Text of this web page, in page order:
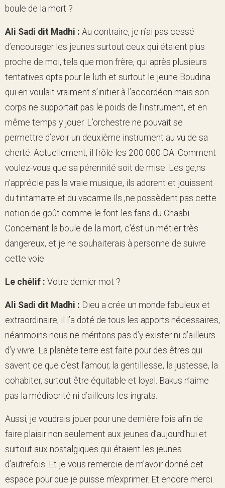
boule de la mort ?
Ali Sadi dit Madhi : Au contraire, je n’ai pas cessé
d’encourager les jeunes surtout ceux qui étaient plus
proche de moi, tels que mon frère, qui après plusieurs
tentatives opta pour le luth et surtout le jeune Boudina
qui en voulait vraiment s’initier à l’accordéon mais son
corps ne supportait pas le poids de l’instrument, et en
même temps y jouer. L’orchestre ne pouvait se
permettre d’avoir un deuxième instrument au vu de sa
cherté. Actuellement, il frôle les 200 000 DA. Comment
voulez-vous que sa pérennité soit de mise. Les ge,ns
n’apprécie pas la vraie musique, ils adorent et jouissent
du tintamarre et du vacarme.Ils ,ne possèdent pas cette
notion de goût comme le font les fans du Chaabi.
Concernant la boule de la mort, c’ést un métier très
dangereux, et je ne souhaiterais à personne de suivre
cette voie.
Le chélif : Votre dernier mot ?
Ali Sadi dit Madhi : Dieu a crée un monde fabuleux et
extraordinaire, il l’a doté de tous les apports nécessaires,
néanmoins nous ne méritons pas d’y exister ni d’ailleurs
d’y vivre. La planète terre est faite pour des êtres qui
savent ce que c’est l’amour, la gentillesse, la justesse, la
cohabiter, surtout être équitable et loyal. Bakus n’aime
pas la médiocrité ni d’ailleurs les ingrats.
Aussi, je voudrais jouer pour une dernière fois afin de
faire plaisir non seulement aux jeunes d’aujourd’hui et
surtout aux nostalgiques qui étaient les jeunes
d’autrefois. Et je vous remercie de m’avoir donné cet
espace pour que je puisse m’exprimer. Et encore merci.